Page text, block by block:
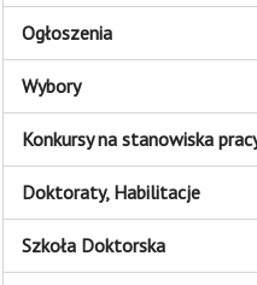
Ogłoszenia
Wybory
Konkursy na stanowiska
Doktoraty, Habilitacje
Szkoła Doktorska